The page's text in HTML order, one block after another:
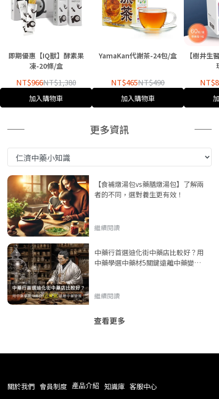
即期優惠【IQ獸】酵素果
凍-20條/盒
NT$966NT$1,380
加入購物車
YamaKan代謝茶-24包/盒
NT$465NT$490
加入購物車
【樹井生
更多資訊
【食補燉湯包vs藥膳燉湯包】了解兩
者的不同，選對養生更有效！
繼續閱讀
中藥行首選迪化街中藥店比較好？用
中藥學選中藥材5關鍵遠離中藥變
繼續閱讀
查看更多
關於我們 會員制度 產品介紹 知識庫 客服中心